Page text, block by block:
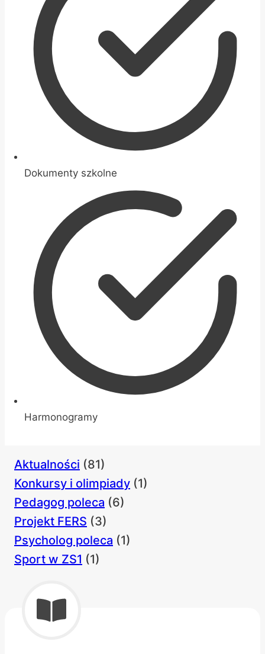
Dokumenty szkolne
Harmonogramy
Aktualności (81)
Konkursy i olimpiady (1)
Pedagog poleca (6)
Projekt FERS (3)
Psycholog poleca (1)
Sport w ZS1 (1)